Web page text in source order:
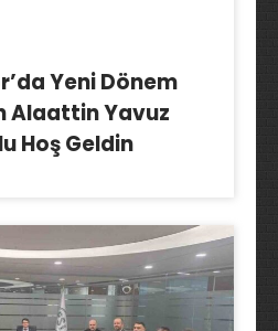
Yeni Dönem
Alaattin Yavuz
Hoş Geldin